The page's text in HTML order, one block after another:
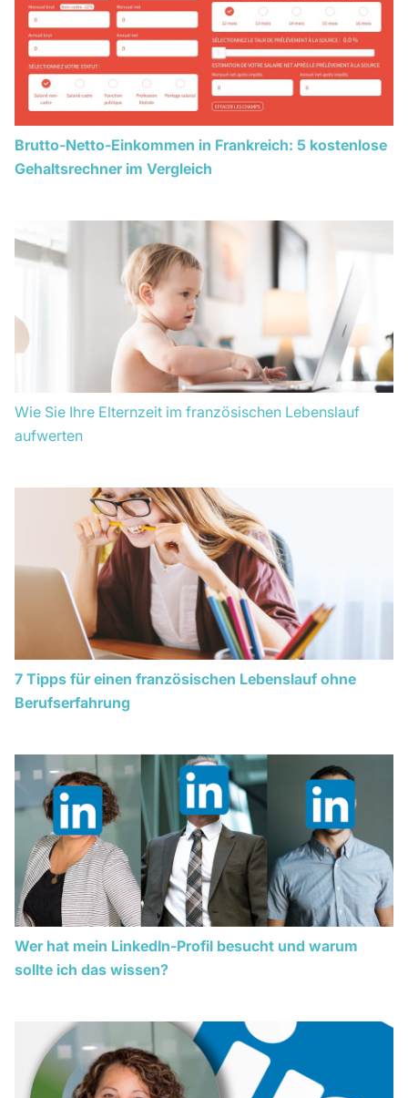
Brutto-Netto-Einkommen in Frankreich: 5 kostenlose
Gehaltsrechner im Vergleich
Wie Sie Ihre Elternzeit im französischen Lebenslauf
aufwerten
7 Tipps für einen französischen Lebenslauf ohne
Berufserfahrung
Wer hat mein LinkedIn-Profil besucht und warum
sollte ich das wissen?